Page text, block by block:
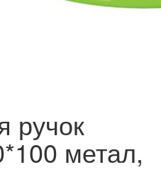
ручок
метал,